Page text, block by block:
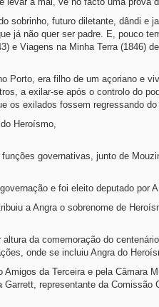
sobrinho, futuro diletante, dândi e
já não quer ser padre. E, pouco
e Viagens na Minha Terra (1846)
Porto, era filho de um açoriano e
a exilar-se após o controlo do
os exilados fossem regressando
Heroísmo,
governativas, junto de
e foi eleito deputado por
a Angra o sobrenome de
da comemoração do
onde se incluiu Angra do
da Terceira e pela Câmara
representante da